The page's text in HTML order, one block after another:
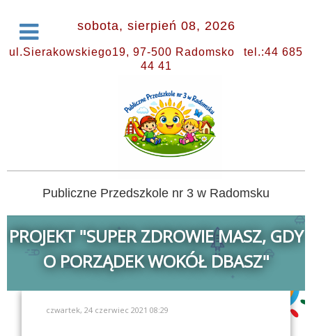
sobota, sierpień 08, 2026
ul.Sierakowskiego19, 97-500 Radomsko
tel.:44 685
44 41
Publiczne Przedszkole nr 3 w Radomsku
PROJEKT "SUPER ZDROWIE MASZ, GDY
O PORZĄDEK WOKÓŁ DBASZ"
czwartek, 24 czerwiec 2021 08:29